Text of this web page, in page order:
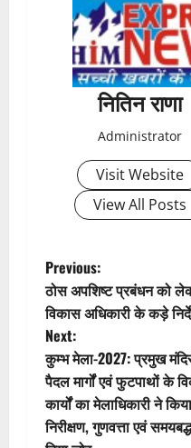
t
i
o
n
नितिन राणा
Administrator
Visit Website
View All Posts
P
o
s
t
n
Previous:
ठोस अपशिष्ट प्रबंधन को
विकास अधिकारी के कड़े
Next:
कुम्भ मेला-2027: प्रमुख
पैदल मार्गों एवं फुटपाथों के
कार्यों का मेलाधिकारी ने किया
निरीक्षण, गुणवत्ता एवं